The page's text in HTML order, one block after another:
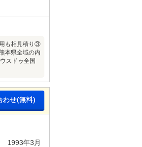
も相見積り③
本県全域の内
スドゥ全国
わせ(無料)
1993年3月